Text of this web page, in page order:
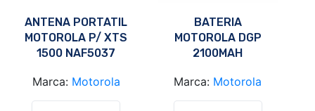
ANTENA PORTATIL
MOTOROLA P/ XTS
1500 NAF5037
Marca: Motorola
BATERIA
MOTOROLA DGP
2100MAH
Marca: Motorola